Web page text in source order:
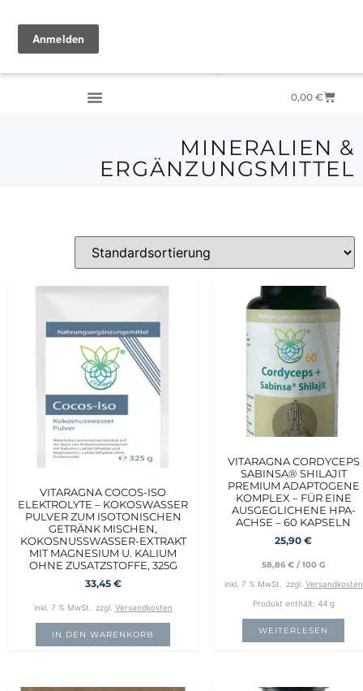
0,00 €
MINERALIEN &
ERGÄNZUNGSMITTEL
VITARAGNA COCOS-ISO
ELEKTROLYTE – KOKOSWASSER
PULVER ZUM ISOTONISCHEN
GETRÄNK MISCHEN,
KOKOSNUSSWASSER-EXTRAKT
MIT MAGNESIUM U. KALIUM
OHNE ZUSATZSTOFFE, 325G
33,45 €
inkl. 7 % MwSt. zzgl. Versandkosten
IN DEN WARENKORB
VITARAGNA CORDYCEPS
SABINSA® SHILAJIT
PREMIUM ADAPTOGENE
KOMPLEX – FÜR EINE
AUSGEGLICHENE HPA-
ACHSE – 60 KAPSELN
25,90 €
58,86 €/ 100 G
inkl. 7 % MwSt. zzgl. Versandkosten
Produkt enthält: 44 g
WEITERLESEN